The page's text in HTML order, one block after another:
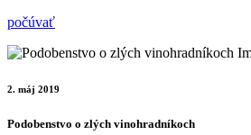
počúvať
2. máj 2019
Podobenstvo o zlých vinohradníkoch